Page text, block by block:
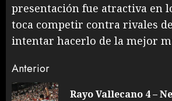
presentación fue atractiva en
toca competir contra rivales
intentar hacerlo de la mejor
Sigue
leyendo
Anterior
Rayo Vallecano 4 –